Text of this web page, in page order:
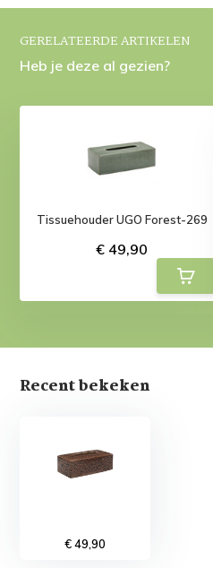
GERELATEERDE ARTIKELEN
Heb je deze al gezien?
Tissuehouder UGO Forest-269
€ 49,90
Recent bekeken
€ 49,90